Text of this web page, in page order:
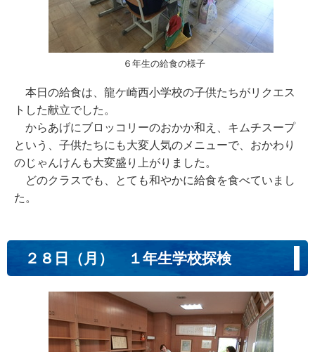
６年生の給食の様子
本日の給食は、龍ケ崎西小学校の子供たちがリクエス
トした献立でした。
からあげにブロッコリーのおかか和え、キムチスープ
という、子供たちにも大変人気のメニューで、おかわり
のじゃんけんも大変盛り上がりました。
どのクラスでも、とても和やかに給食を食べていまし
た。
２８日（月） １年生学校探検